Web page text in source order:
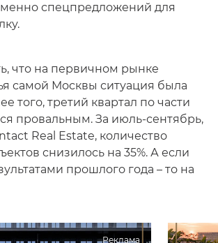
спецпредложений для
что на первичном рынке
самой Москвы ситуация была
того, третий квартал по части
провальным. За июль-сентябрь,
Real Estate, количество
снизилось на 35%. А если
прошлого года – то на
Реклама